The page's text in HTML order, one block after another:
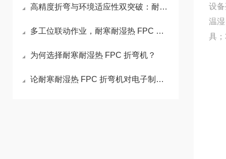
高精度折弯与环境适应性双突破：耐寒耐湿热 FPC 折弯机的多物理场耦合优化
多工位联动作业，耐寒耐湿热 FPC 折弯机老旧设备如何跟上节奏？
为何选择耐寒耐湿热 FPC 折弯机？
论耐寒耐湿热 FPC 折弯机对电子制造的重要性
设
温
具